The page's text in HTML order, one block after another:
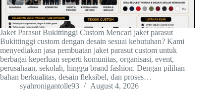
Jaket Parasut Bukittinggi Custom Mencari jaket parasut
Bukittinggi custom dengan desain sesuai kebutuhan? Kami
menyediakan jasa pembuatan jaket parasut custom untuk
berbagai keperluan seperti komunitas, organisasi, event,
perusahaan, sekolah, hingga brand fashion. Dengan pilihan
bahan berkualitas, desain fleksibel, dan proses…
syahronigantolle93
August 4, 2026